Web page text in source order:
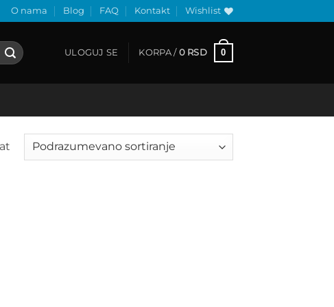
O nama Blog FAQ Kontakt Wishlist
ULOGUJ SE KORPA / 0 RSD 0